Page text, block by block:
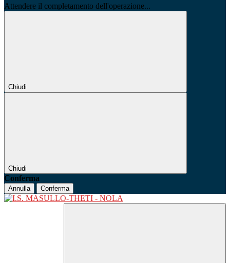
Attendere il completamento dell'operazione...
Chiudi
Chiudi
Conferma
Annulla Conferma